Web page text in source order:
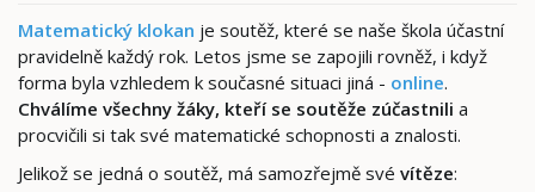
Matematický klokan je soutěž, které se naše škola účastní
pravidelně každý rok. Letos jsme se zapojili rovněž, i když
forma byla vzhledem k současné situaci jiná - online.
Chválíme všechny žáky, kteří se soutěže zúčastnili a
procvičili si tak své matematické schopnosti a znalosti.
Jelikož se jedná o soutěž, má samozřejmě své vítěze: